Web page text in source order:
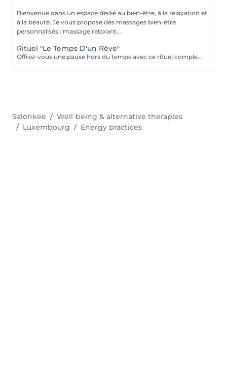
Bienvenue dans un espace dédié au bien-être, à la relaxation et
à la beauté. Je vous propose des massages bien-être
personnalisés : massage relaxant...
Rituel "Le Temps D'un Rêve"
Offrez-vous une pause hors du temps avec ce rituel complet alliant détente et harmonisation. Ce soin débute par une purification des mains et des pieds : gommage et masque pour les mains, bain, gommage et masque pour les pieds, pour une sensation de légèreté et de douceur. Il se poursuit avec un soin visage fondamental, suivi d'un énergétique Reiki. Le rituel se termine par un massage relaxant, pour un lâcher-prise profond et durable. Un moment de bien-être absolu le temps d'un rêve.
Salonkee
Well-being & alternative therapies
Luxembourg
Energy practices